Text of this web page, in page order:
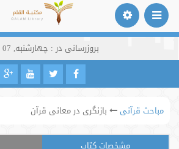
بروزرسانی در : چهارشنبه, 07 آبان 1399
مباحث قرآنی بازنگری در معانی قرآن
مشخصات کتاب